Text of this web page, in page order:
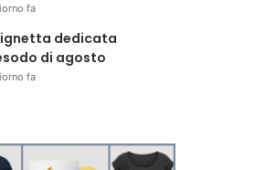
fa
dedicata
di agosto
fa